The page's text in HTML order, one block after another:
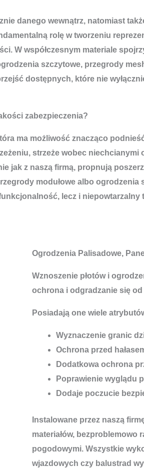
danego wewnątrz, natomiast
rolę w tworzeniu
W współczesnym materiale
szczytowe, przegrody
dostępnych, które nie
zabezpieczenia?
ma możliwość znacząco
strzeże wobec
jak z naszą firmą, propnują
modułowe albo
lecz i niepowtarzalny
Ogrodzenia Palisadowe,
Wznoszenie płotów i
ochrona i odgradzanie się
Posiadają one wiele
Wyznaczenie granic
Ochrona przed
Dodatkowa ochrona
Poprawienie wyglądu
Dodaje poczucie
Instalowane przez naszą
materiałów,
pogodowymi. Wszystkie
wjazdowych czy balustrad